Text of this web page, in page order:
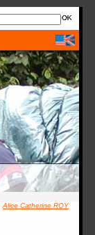
Alice Catherine ROY